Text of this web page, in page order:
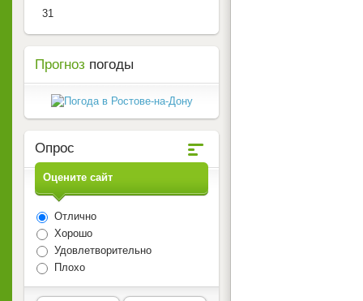
31
Прогноз погоды
Опрос
Оцените сайт
Отлично
Хорошо
Удовлетворительно
Плохо